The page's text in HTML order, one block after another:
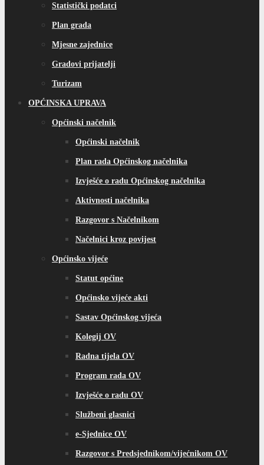
Statistički podatci
Plan grada
Mjesne zajednice
Gradovi prijatelji
Turizam
OPĆINSKA UPRAVA
Općinski načelnik
Općinski načelnik
Plan rada Općinskog načelnika
Izvješće o radu Općinskog načelnika
Aktivnosti načelnika
Razgovor s Načelnikom
Načelnici kroz povijest
Općinsko vijeće
Statut općine
Općinsko vijeće akti
Sastav Općinskog vijeća
Kolegij OV
Radna tijela OV
Program rada OV
Izvješće o radu OV
Službeni glasnici
e-Sjednice OV
Razgovor s Predsjednikom/vijećnikom OV